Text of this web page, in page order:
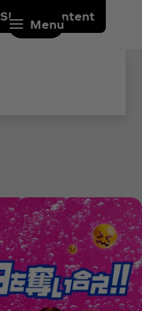
Skip to content
Menu